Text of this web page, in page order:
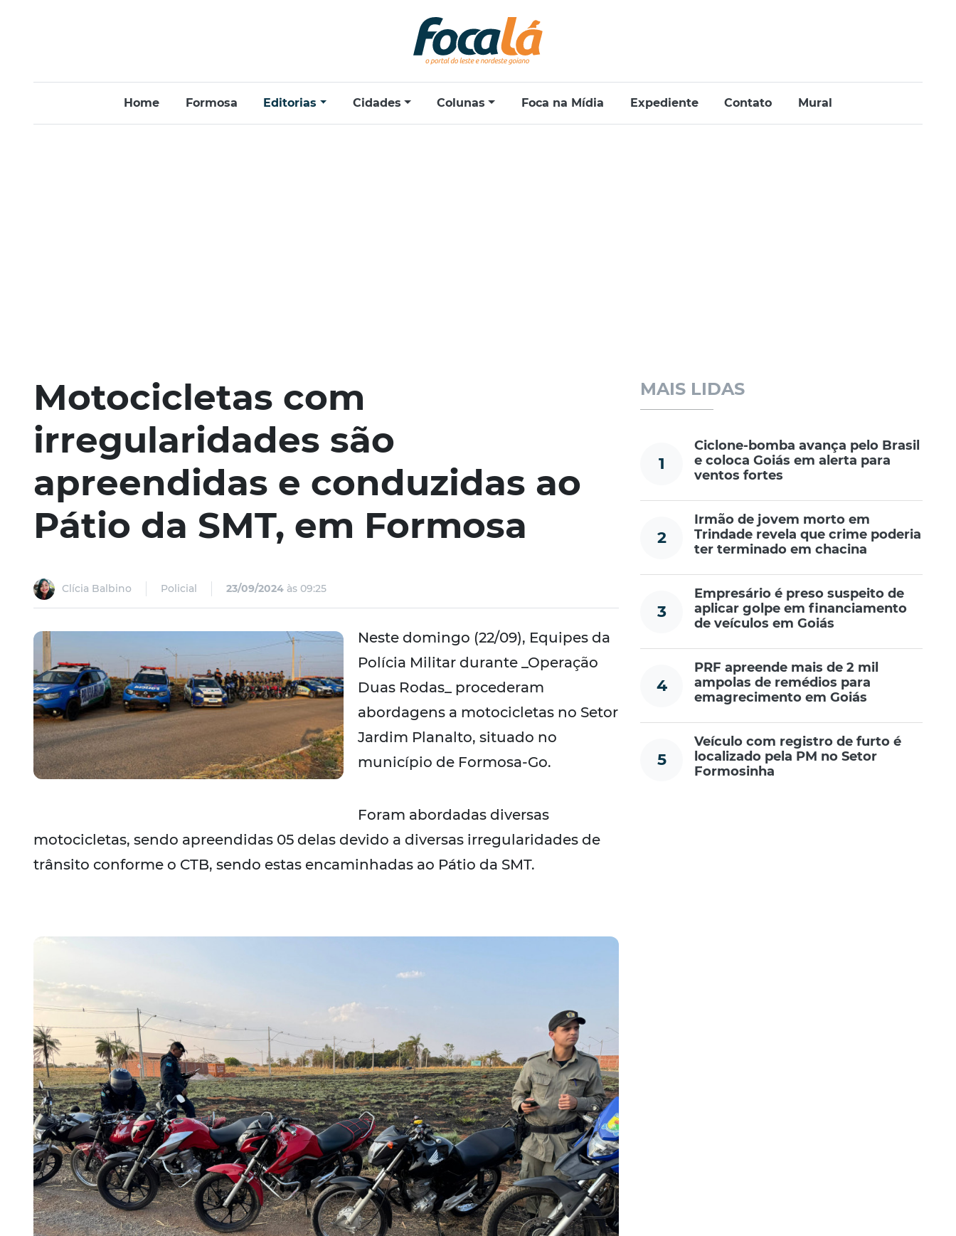
Home Formosa Editorias Cidades Colunas Foca na Mídia Expediente Contato Mural
Motocicletas com
irregularidades são
apreendidas e conduzidas ao
Pátio da SMT, em Formosa
Clícia Balbino Policial 23/09/2024 às 09:25
Neste domingo (22/09), Equipes da
Polícia Militar durante _Operação
Duas Rodas_ procederam
abordagens a motocicletas no Setor
Jardim Planalto, situado no
município de Formosa-Go.
Foram abordadas diversas
motocicletas, sendo apreendidas 05 delas devido a diversas irregularidades de
trânsito conforme o CTB, sendo estas encaminhadas ao Pátio da SMT.
MAIS LIDAS
1
Ciclone-bomba avança pelo Brasil
e coloca Goiás em alerta para
ventos fortes
2
Irmão de jovem morto em
Trindade revela que crime poderia
ter terminado em chacina
3
Empresário é preso suspeito de
aplicar golpe em financiamento
de veículos em Goiás
4
PRF apreende mais de 2 mil
ampolas de remédios para
emagrecimento em Goiás
5
Veículo com registro de furto é
localizado pela PM no Setor
Formosinha